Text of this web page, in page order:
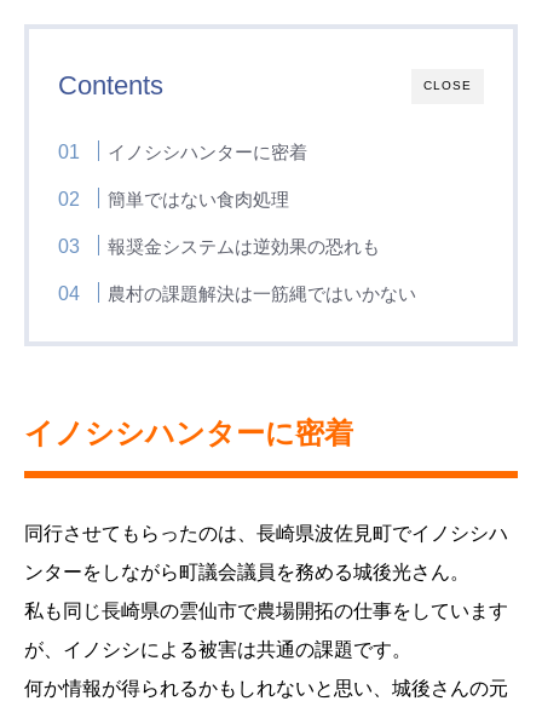
CLOSE
Contents
イノシシハンターに密着
簡単ではない食肉処理
報奨金システムは逆効果の恐れも
農村の課題解決は一筋縄ではいかない
イノシシハンターに密着
同行させてもらったのは、長崎県波佐見町でイノシシハ
ンターをしながら町議会議員を務める城後光さん。
私も同じ長崎県の雲仙市で農場開拓の仕事をしています
が、イノシシによる被害は共通の課題です。
何か情報が得られるかもしれないと思い、城後さんの元